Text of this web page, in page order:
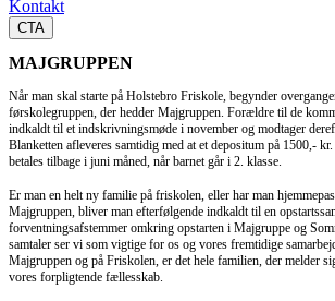
Kontakt
CTA
MAJGRUPPEN
Når man skal starte på Holstebro Friskole, begynder
førskolegruppen, der hedder Majgruppen. Forældre til de
indkaldt til et indskrivningsmøde i november og modtager
Blanketten afleveres samtidig med at et depositum på 1500,-
betales tilbage i juni måned, når barnet går i 2. klasse.
Er man en helt ny familie på friskolen, eller har man
Majgruppen, bliver man efterfølgende indkaldt til en
forventningsafstemmer omkring opstarten i Majgruppe og
samtaler ser vi som vigtige for os og vores fremtidige
Majgruppen og på Friskolen, er det hele familien, der melder
vores forpligtende fællesskab.